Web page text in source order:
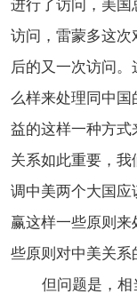
进行了访问，美国
访问，雷蒙多这次
后的又一次访问
么样来处理同中国
益的这样一种方式
关系如此重要，
调中美两个大国
赢这样一些原则
些原则对中美关系
但问题是，相当